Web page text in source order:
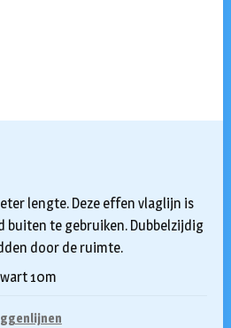
lengte. Deze effen vlaglijn is
buiten te gebruiken. Dubbelzijdig
door de ruimte.
10m